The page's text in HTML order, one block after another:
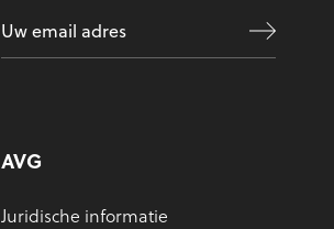
AVG
Juridische informatie